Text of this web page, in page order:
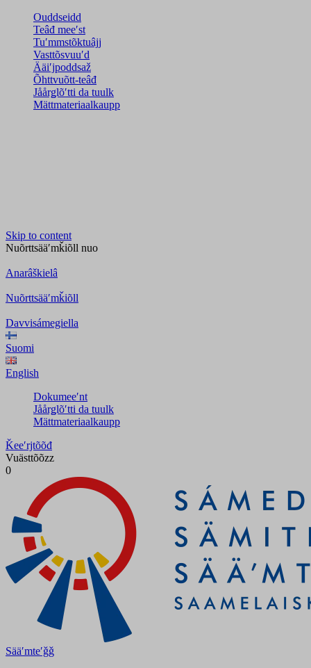
Ouddseidd
Teâđ meeʹst
Tuʹmmstõktuâjj
Vasttõsvuuʹd
Ääiʹjpoddsaž
Õhttvuõtt-teâđ
Jåårǥlõʹtti da tuulk
Mättmateriaalkaupp
Skip to content
Nuõrttsääʹmǩiõll nuo
Anarâškielâ
Nuõrttsääʹmǩiõll
Davvisámegiella
Suomi
English
Dokumeeʹnt
Jåårǥlõʹtti da tuulk
Mättmateriaalkaupp
Ǩeeʹrjtõõđ
Vuästtõõzz
0
Sääʹmteʹǧǧ